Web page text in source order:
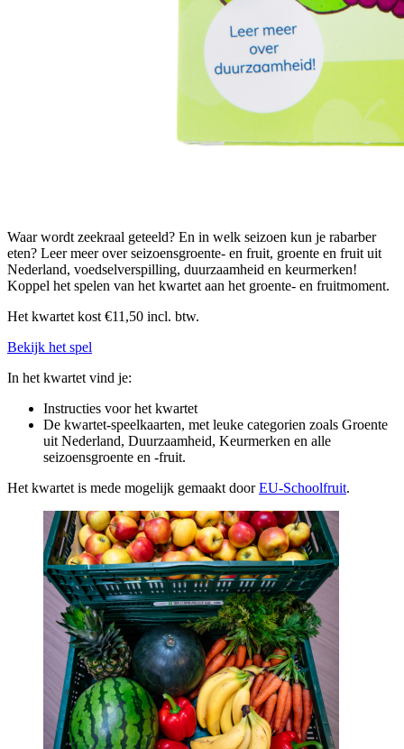
Waar wordt zeekraal geteeld? En in welk seizoen kun je rabarber
eten? Leer meer over seizoensgroente- en fruit, groente en fruit uit
Nederland, voedselverspilling, duurzaamheid en keurmerken!
Koppel het spelen van het kwartet aan het groente- en fruitmoment.
Het kwartet kost €11,50 incl. btw.
Bekijk het spel
In het kwartet vind je:
Instructies voor het kwartet
De kwartet-speelkaarten, met leuke categorien zoals Groente
uit Nederland, Duurzaamheid, Keurmerken en alle
seizoensgroente en -fruit.
Het kwartet is mede mogelijk gemaakt doorEU-Schoolfruit.